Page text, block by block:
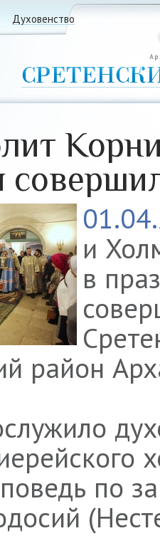
Духовенство
и
в
район
по